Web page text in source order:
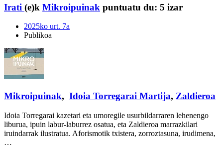
Irati (e)k Mikroipuinak puntuatu du: 5 izar
2025ko urt. 7a
Publikoa
Mikroipuinak, Idoia Torregarai Martija, Zaldieroa
Idoia Torregarai kazetari eta umoregile usurbildarraren lehenengo
liburua, ipuin labur-laburrez osatua, eta Zaldieroa marrazkilari
iruindarrak ilustratua. Aforismotik txistera, zorroztasuna, irudimena,
…